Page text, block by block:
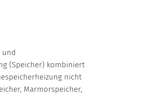
und
(Speicher) kombiniert
nicht
Marmorspeicher,